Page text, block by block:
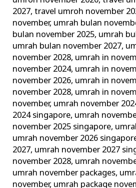
2027,travel umroh november
november, umrah bulan
bulan november 2025, umrah
umrah bulan november 2027,
november 2028, umrah in
november 2024, umrah in
november 2026, umrah in
november 2028, umrah in
november, umrah november
2024 singapore, umrah
november 2025 singapore,
umrah november 2026
2027, umrah november 2027
november 2028, umrah
umrah november packages,
november, umrah package